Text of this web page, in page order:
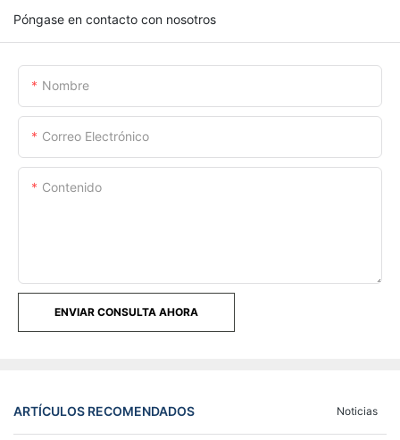
Póngase en contacto con nosotros
Nombre
Correo Electrónico
Contenido
ENVIAR CONSULTA AHORA
ARTÍCULOS RECOMENDADOS Noticias